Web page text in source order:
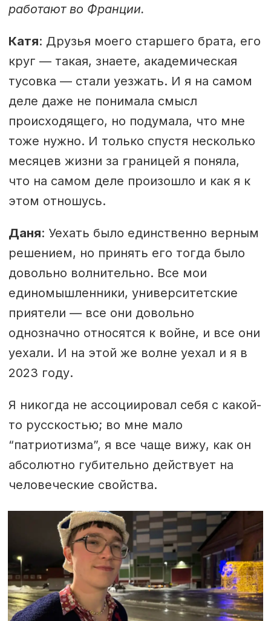
работают во Франции.
Катя: Друзья моего старшего брата, его
круг — такая, знаете, академическая
тусовка — стали уезжать. И я на самом
деле даже не понимала смысл
происходящего, но подумала, что мне
тоже нужно. И только спустя несколько
месяцев жизни за границей я поняла,
что на самом деле произошло и как я к
этом отношусь.
Даня: Уехать было единственно верным
решением, но принять его тогда было
довольно волнительно. Все мои
единомышленники, университетские
приятели — все они довольно
однозначно относятся к войне, и все они
уехали. И на этой же волне уехал и я в
2023 году.
Я никогда не ассоциировал себя с какой-
то русскостью; во мне мало
“патриотизма”, я все чаще вижу, как он
абсолютно губительно действует на
человеческие свойства.